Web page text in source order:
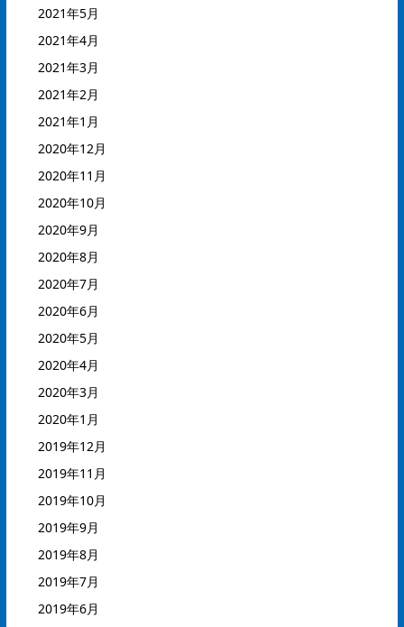
2021年5月
2021年4月
2021年3月
2021年2月
2021年1月
2020年12月
2020年11月
2020年10月
2020年9月
2020年8月
2020年7月
2020年6月
2020年5月
2020年4月
2020年3月
2020年1月
2019年12月
2019年11月
2019年10月
2019年9月
2019年8月
2019年7月
2019年6月